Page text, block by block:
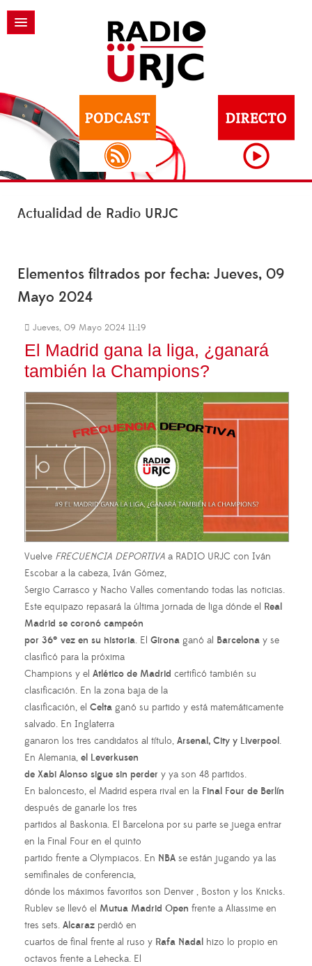
Actualidad de Radio URJC
Elementos filtrados por fecha: Jueves, 09
Mayo 2024
Jueves, 09 Mayo 2024 11:19
El Madrid gana la liga, ¿ganará
también la Champions?
Vuelve FRECUENCIA DEPORTIVA a RADIO URJC con Iván
Escobar a la cabeza, Iván Gómez,
Sergio Carrasco y Nacho Valles comentando todas las noticias.
Este equipazo repasará la última jornada de liga dónde el Real
Madrid se coronó campeón
por 36º vez en su historia. El Girona ganó al Barcelona y se
clasificó para la próxima
Champions y el Atlético de Madrid certificó también su
clasificación. En la zona baja de la
clasificación, el Celta ganó su partido y está matemáticamente
salvado. En Inglaterra
ganaron los tres candidatos al título, Arsenal, City y Liverpool.
En Alemania, el Leverkusen
de Xabi Alonso sigue sin perder y ya son 48 partidos.
En baloncesto, el Madrid espera rival en la Final Four de Berlín
después de ganarle los tres
partidos al Baskonia. El Barcelona por su parte se juega entrar
en la Final Four en el quinto
partido frente a Olympiacos. En NBA se están jugando ya las
semifinales de conferencia,
dónde los máximos favoritos son Denver , Boston y los Knicks.
Rublev se llevó el Mutua Madrid Open frente a Aliassime en
tres sets. Alcaraz perdió en
cuartos de final frente al ruso y Rafa Nadal hizo lo propio en
octavos frente a Lehecka. El